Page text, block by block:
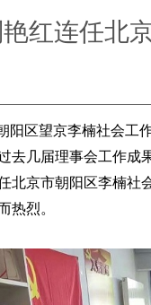
红连任北
阳区望京李楠社会
去几届理事会工作
北京市朝阳区李楠
热烈。